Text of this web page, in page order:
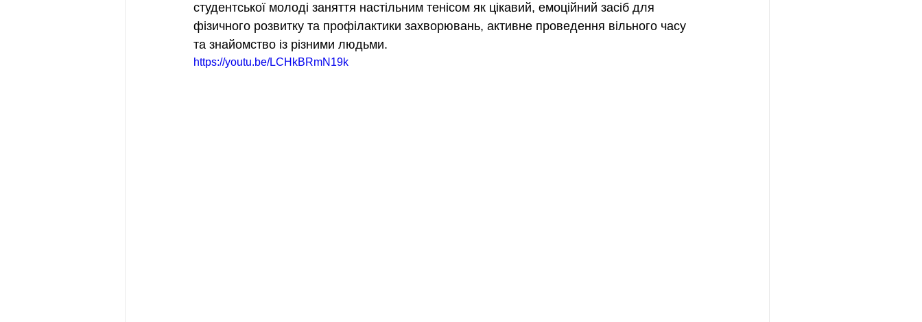
студентської молоді заняття настільним тенісом як цікавий, емоційний засіб для
фізичного розвитку та профілактики захворювань, активне проведення вільного часу
та знайомство із різними людьми.
https://youtu.be/LCHkBRmN19k